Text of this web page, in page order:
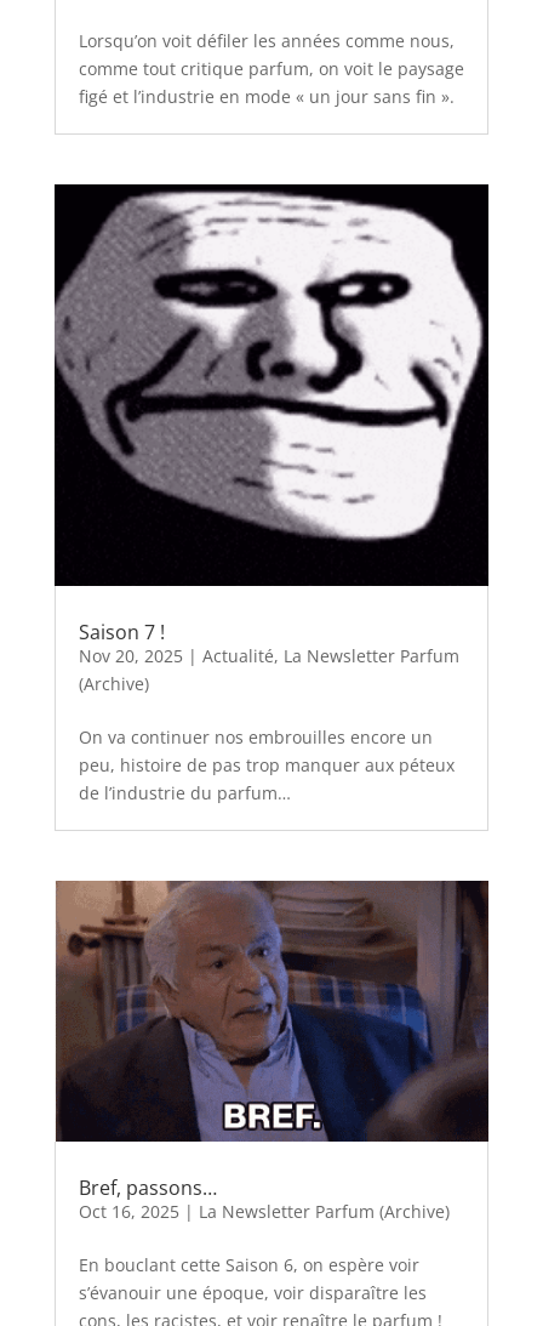
Lorsqu’on voit défiler les années comme nous,
comme tout critique parfum, on voit le paysage
figé et l’industrie en mode « un jour sans fin ».
Saison 7 !
Nov 20, 2025| Actualité, La Newsletter Parfum
(Archive)
On va continuer nos embrouilles encore un
peu, histoire de pas trop manquer aux péteux
de l’industrie du parfum…
Bref, passons…
Oct 16, 2025| La Newsletter Parfum (Archive)
En bouclant cette Saison 6, on espère voir
s’évanouir une époque, voir disparaître les
cons, les racistes, et voir renaître le parfum !